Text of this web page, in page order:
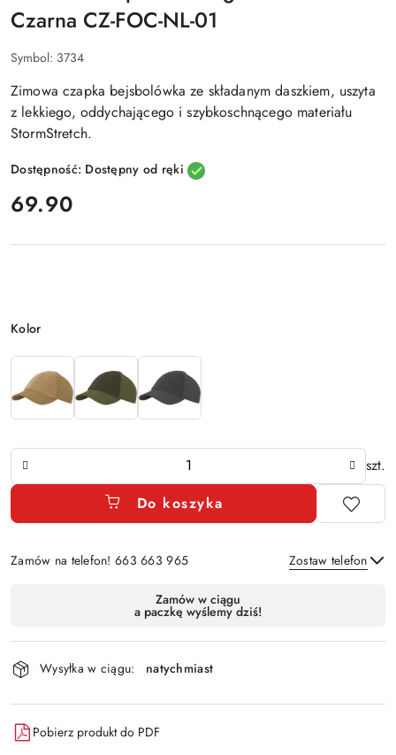
Czarna CZ-FOC-NL-01
Symbol: 3734
Zimowa czapka bejsbolówka ze składanym daszkiem, uszyta
z lekkiego, oddychającego i szybkoschnącego materiału
StormStretch.
Dostępność: Dostępny od ręki
cena:
69.90
Wariant
Kolor
Ilość
szt.
Do koszyka
Zamów na telefon! 663 663 965 Zostaw telefon
Wyślij
dostawa
Zamów w ciągu
a paczkę wyślemy dziś!
Wysyłka w ciągu: natychmiast
Pobierz produkt do PDF